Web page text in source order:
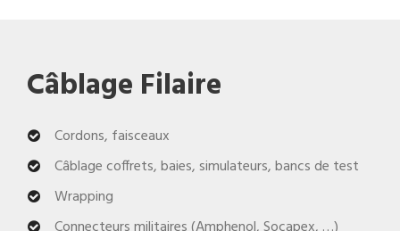
Câblage Filaire
Cordons, faisceaux
Câblage coffrets, baies, simulateurs, bancs de test
Wrapping